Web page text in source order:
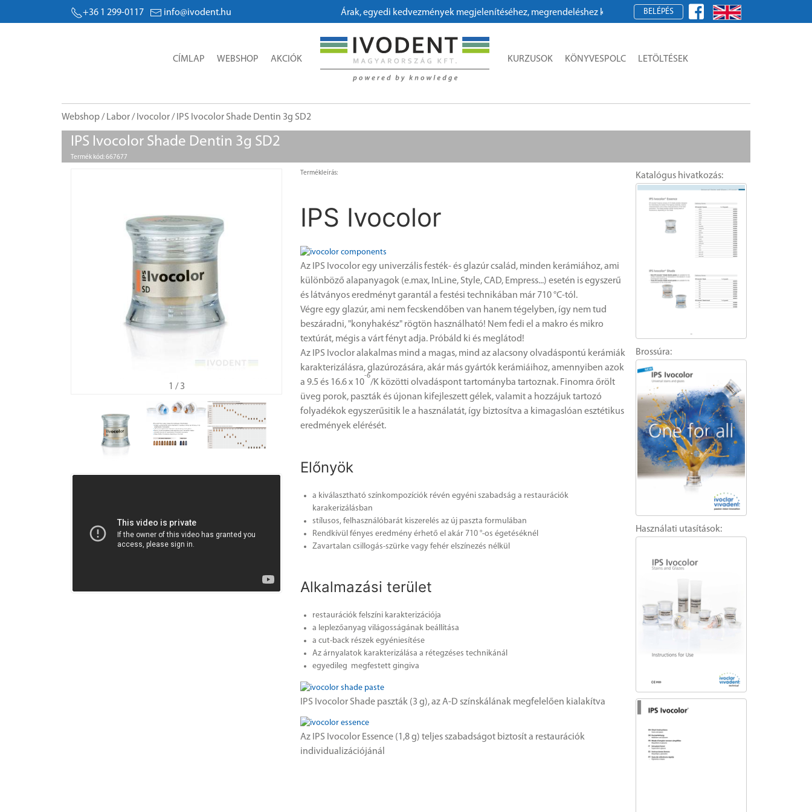
+36 1 299-0117 info@ivodent.hu Árak, egyedi kedvezmények megjelenítéséhez, megrendeléshez kérjük, regisztráljon! BELÉPÉS
CÍMLAP WEBSHOP AKCIÓK KURZUSOK KÖNYVESPOLC LETÖLTÉSEK
Webshop/ Labor/ Ivocolor/ IPS Ivocolor Shade Dentin 3g SD2
IPS Ivocolor Shade Dentin 3g SD2
Termék kód: 667677
1 / 3
Termékleírás:
IPS Ivocolor
Az IPS Ivocolor egy univerzális festék- és glazúr család, minden kerámiához, ami
különböző alapanyagok (e.max, InLine, Style, CAD, Empress...) esetén is egyszerű
és látványos eredményt garantál a festési technikában már 710 °C-tól.
Végre egy glazúr, ami nem fecskendőben van hanem tégelyben, így nem tud
beszáradni, "konyhakész" rögtön használható! Nem fedi el a makro és mikro
textúrát, mégis a várt fényt adja. Próbáld ki és meglátod!
Az IPS Ivoclor alakalmas mind a magas, mind az alacsony olvadáspontú kerámiák
karakterizálásra, glazúrozására, akár más gyártók kerámiáihoz, amennyiben azok
a 9.5 és 16.6 x 10
-6
/K közötti olvadáspont tartományba tartoznak. Finomra őrölt
üveg porok, paszták és újonan kifejleszett gélek, valamit a hozzájuk tartozó
folyadékok egyszerűsitik le a használatát, így biztosítva a kimagaslóan esztétikus
eredmények elérését.
Előnyök
a kiválasztható színkompozíciók révén egyéni szabadság a restaurációk
karakerizálásban
stílusos, felhasználóbarát kiszerelés az új paszta formulában
Rendkívül fényes eredmény érhető el akár 710 °-os égetéséknél
Zavartalan csillogás-szürke vagy fehér elszínezés nélkül
Alkalmazási terület
restaurációk felszíni karakterizációja
a leplezőanyag világosságának beállítása
a cut-back részek egyéniesítése
Az árnyalatok karakterizálása a rétegzéses technikánál
egyedileg megfestett gingiva
IPS Ivocolor Shade paszták (3 g), az A-D színskálának megfelelően kialakítva
Az IPS Ivocolor Essence (1,8 g) teljes szabadságot biztosít a restaurációk
individualizációjánál
Katalógus hivatkozás:
Brossúra:
Használati utasítások: